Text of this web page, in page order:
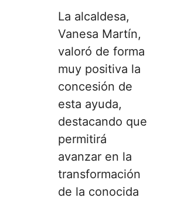
La alcaldesa,
Vanesa Martín,
valoró de forma
muy positiva la
concesión de
esta ayuda,
destacando que
permitirá
avanzar en la
transformación
de la conocida